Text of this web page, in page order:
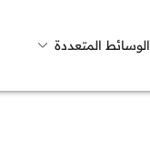
الوسائط المتعددة